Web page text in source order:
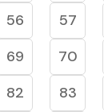
56 57
69 70
82 83